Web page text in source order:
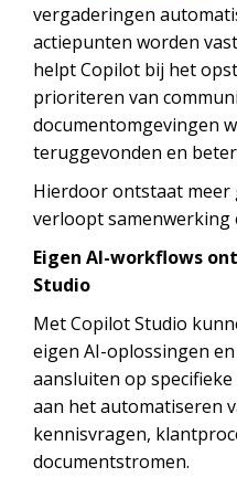
vergaderingen
actiepunten worden
helpt Copilot bij het
prioriteren van
documentomgevingen
teruggevonden en
Hierdoor ontstaat
verloopt samenwerking
Eigen AI-workflows
Studio
Met Copilot Studio
eigen AI-oplossingen
aansluiten op
aan het automatiseren
kennisvragen,
documentstromen.